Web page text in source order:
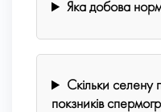
Яка добова
Скільки селену
покзників